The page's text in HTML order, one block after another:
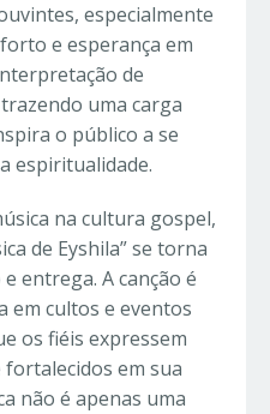
especialmente
e esperança em
de
uma carga
o público a se
espiritualidade.
na cultura gospel,
de Eyshila” se torna
entrega. A canção é
em cultos e eventos
os fiéis expressem
em sua
não é apenas uma